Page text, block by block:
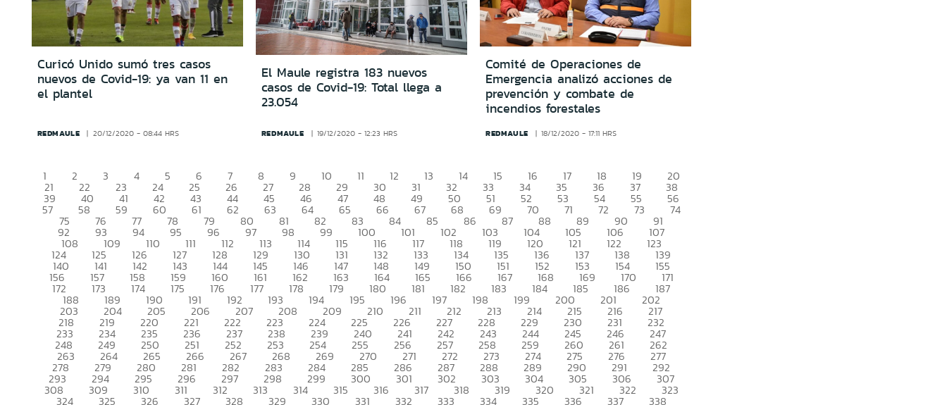
Curicó Unido sumó tres casos
nuevos de Covid-19: ya van 11 en
el plantel
REDMAULE 20/12/2020 - 08:44 HRS
El Maule registra 183 nuevos
casos de Covid-19: Total llega a
23.054
REDMAULE 19/12/2020 - 12:23 HRS
Comité de Operaciones de
Emergencia analizó acciones de
prevención y combate de
incendios forestales
REDMAULE 18/12/2020 - 17:11 HRS
1 2 3 4 5 6 7 8 9 10 11 12 13 14 15 16 17 18 19 20
21 22 23 24 25 26 27 28 29 30 31 32 33 34 35 36 37 38
39 40 41 42 43 44 45 46 47 48 49 50 51 52 53 54 55 56
57 58 59 60 61 62 63 64 65 66 67 68 69 70 71 72 73 74
75 76 77 78 79 80 81 82 83 84 85 86 87 88 89 90 91
92 93 94 95 96 97 98 99 100 101 102 103 104 105 106 107
108 109 110 111 112 113 114 115 116 117 118 119 120 121 122 123
124 125 126 127 128 129 130 131 132 133 134 135 136 137 138 139
140 141 142 143 144 145 146 147 148 149 150 151 152 153 154 155
156 157 158 159 160 161 162 163 164 165 166 167 168 169 170 171
172 173 174 175 176 177 178 179 180 181 182 183 184 185 186 187
188 189 190 191 192 193 194 195 196 197 198 199 200 201 202
203 204 205 206 207 208 209 210 211 212 213 214 215 216 217
218 219 220 221 222 223 224 225 226 227 228 229 230 231 232
233 234 235 236 237 238 239 240 241 242 243 244 245 246 247
248 249 250 251 252 253 254 255 256 257 258 259 260 261 262
263 264 265 266 267 268 269 270 271 272 273 274 275 276 277
278 279 280 281 282 283 284 285 286 287 288 289 290 291 292
293 294 295 296 297 298 299 300 301 302 303 304 305 306 307
308 309 310 311 312 313 314 315 316 317 318 319 320 321 322 323
324 325 326 327 328 329 330 331 332 333 334 335 336 337 338